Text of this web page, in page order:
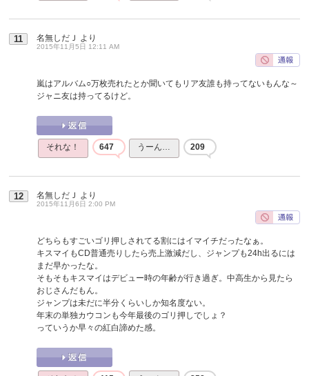
11 名無しだＪ より
2015年11月5日 12:11 AM
嵐はアルバム○万枚売れたとか聞いてもリア友誰も持ってないもんな～
ジャニ友は持ってるけど。
それな！ 647 うーん… 209
12 名無しだＪ より
2015年11月6日 2:00 PM
どちらもすごいゴリ押しされてる割にはイマイチだったなぁ。
キスマイもCD普通売りしたら売上激減だし、ジャンプも24h出るには
まだ早かったな。
そもそもキスマイはデビュー時の年齢が行き過ぎ。中高生から見たら
おじさんだもん。
ジャンプは未だに半分くらいしか知名度ない。
年末の単独カウコンも今年最後のゴリ押しでしょ？
っていうか早々の紅白諦めた感。